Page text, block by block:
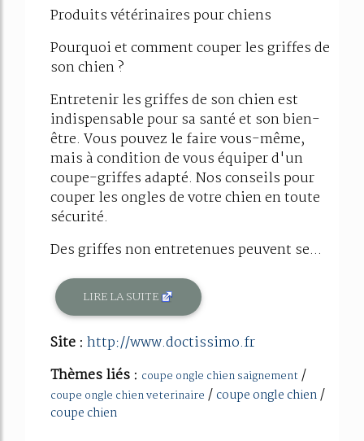
Produits vétérinaires pour chiens
Pourquoi et comment couper les griffes de
son chien ?
Entretenir les griffes de son chien est
indispensable pour sa santé et son bien-
être. Vous pouvez le faire vous-même,
mais à condition de vous équiper d'un
coupe-griffes adapté. Nos conseils pour
couper les ongles de votre chien en toute
sécurité.
Des griffes non entretenues peuvent se...
LIRE LA SUITE
Site : http://www.doctissimo.fr
Thèmes liés : coupe ongle chien saignement /
coupe ongle chien veterinaire / coupe ongle chien/
coupe chien